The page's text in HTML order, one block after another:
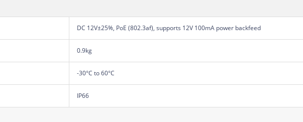
DC 12V±25%, PoE (802.3af), supports 12V 100mA power backfeed
0.9kg
-30°C to 60°C
IP66